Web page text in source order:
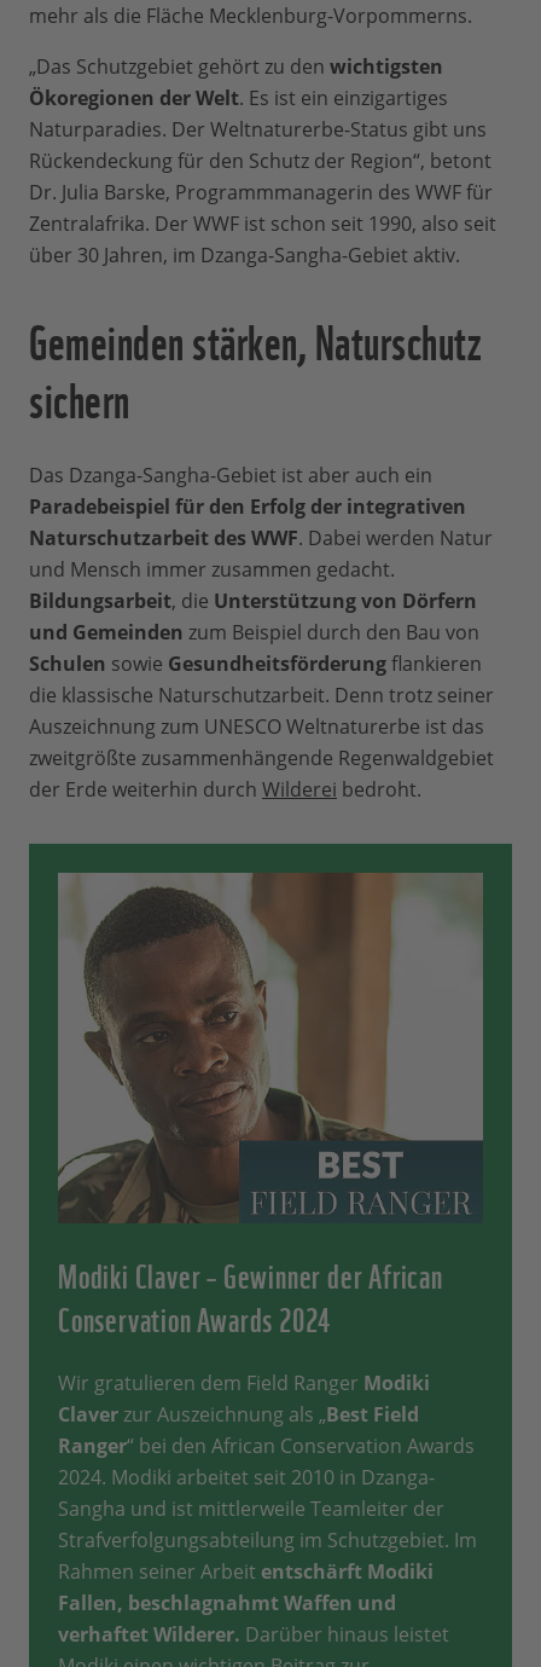
mehr als die Fläche Mecklenburg-Vorpommerns.
„Das Schutzgebiet gehört zu den wichtigsten
Ökoregionen der Welt. Es ist ein einzigartiges
Naturparadies. Der Weltnaturerbe-Status gibt uns
Rückendeckung für den Schutz der Region“, betont
Dr. Julia Barske, Programmmanagerin des WWF für
Zentralafrika. Der WWF ist schon seit 1990, also seit
über 30 Jahren, im Dzanga-Sangha-Gebiet aktiv.
Gemeinden stärken, Naturschutz
sichern
Das Dzanga-Sangha-Gebiet ist aber auch ein
Paradebeispiel für den Erfolg der integrativen
Naturschutzarbeit des WWF. Dabei werden Natur
und Mensch immer zusammen gedacht.
Bildungsarbeit, die Unterstützung von Dörfern
und Gemeinden zum Beispiel durch den Bau von
Schulen sowie Gesundheitsförderungflankieren
die klassische Naturschutzarbeit. Denn trotz seiner
Auszeichnung zum UNESCO Weltnaturerbe ist das
zweitgrößte zusammenhängende Regenwaldgebiet
der Erde weiterhin durch Wilderei bedroht.
Modiki Claver – Gewinner der African
Conservation Awards 2024
Wir gratulieren dem Field Ranger Modiki
Claverzur Auszeichnung als „Best Field
Ranger“ bei den African Conservation Awards
2024. Modiki arbeitet seit 2010 in Dzanga-
Sangha und ist mittlerweile Teamleiter der
Strafverfolgungsabteilung im Schutzgebiet. Im
Rahmen seiner Arbeit entschärft Modiki
Fallen, beschlagnahmt Waffen und
verhaftet Wilderer. Darüber hinaus leistet